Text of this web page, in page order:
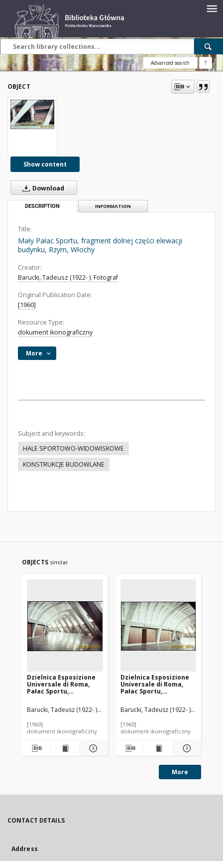
Advanced search ?
OBJECT
Show content
Download
DESCRIPTION INFORMATION
Title:
Mały Pałac Sportu, fragment dolnej części elewacji
budynku, Rzym, Włochy
Creator:
Barucki, Tadeusz (1922- ). Fotograf
Original Publication Date:
[1960]
Resource Type:
dokument ikonograficzny
More
Subject and keywords:
HALE SPORTOWO-WIDOWISKOWE
KONSTRUKCJE BUDOWLANE
OBJECTS similar
Dzielnica Esposizione
Universale di Roma,
Pałac Sportu,
Rzym, Włochy
Barucki, Tadeusz (1922- ). Fotograf Nervi, Pier Luigi (1891-1979).
[1960]
dokument ikonograficzny
Dzielnica Esposizione
Universale di Roma,
Pałac Sportu,
drzwi prowadzące na
widownię, Rzym, Włochy
Barucki, Tadeusz (1922- ). Fotograf
[1960]
dokument ikonograficzny
More
CONTACT DETAILS
Address